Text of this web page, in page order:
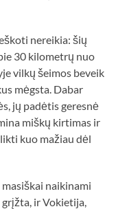
nereikia: šių
30 kilometrų nuo
vilkų šeimos beveik
mėgsta. Dabar
jų padėtis geresnė
miškų kirtimas ir
kuo mažiau dėl
naikinami
ir Vokietija,